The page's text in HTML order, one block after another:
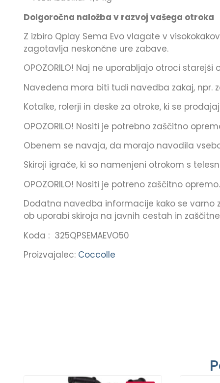
Dolgoročna naložba v razvoj vašega otroka
Z izbiro Qplay Sema Evo vlagate v
zagotavlja neskončne ure zabave.
OPOZORILO! Naj ne uporabljajo otroci starejši
Navedena mora biti tudi navedba zakaj, npr.
Kotalke, rolerji in deske za otroke, ki se
OPOZORILO! Nositi je potrebno zaščitno
Obenem se navaja, da morajo navodila
Skiroji igrače, ki so namenjeni otrokom s
OPOZORILO! Nositi je potreno zaščitno
Dodatna navedba informacije kako se varno
ob uporabi skiroja na javnih cestah in
Koda : 325QPSEMAEVO50
Proizvajalec: Coccolle